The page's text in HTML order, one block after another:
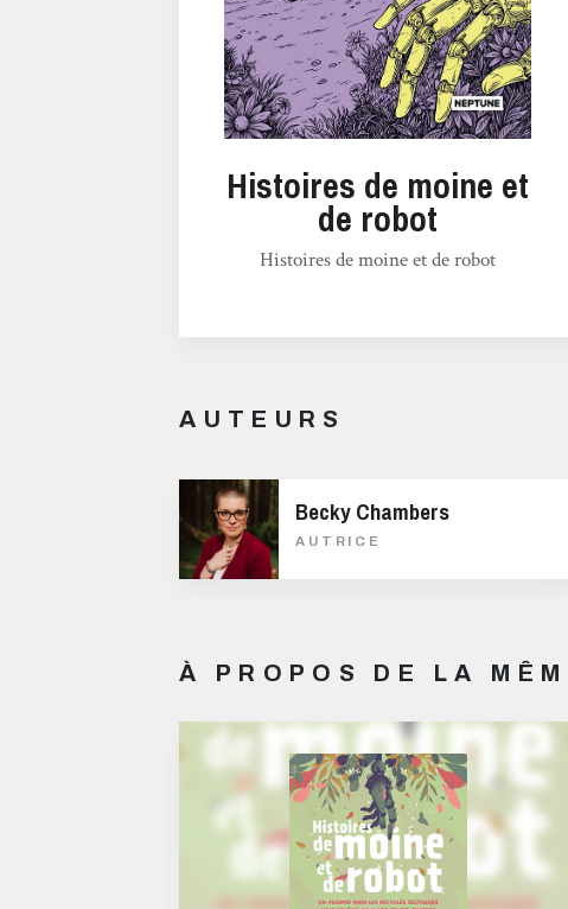
Histoires de moine et
de robot
Histoires de moine et de robot
AUTEURS
Becky Chambers
AUTRICE
À PROPOS DE LA